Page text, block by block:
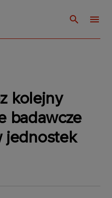
kolejny
badawcze
jednostek